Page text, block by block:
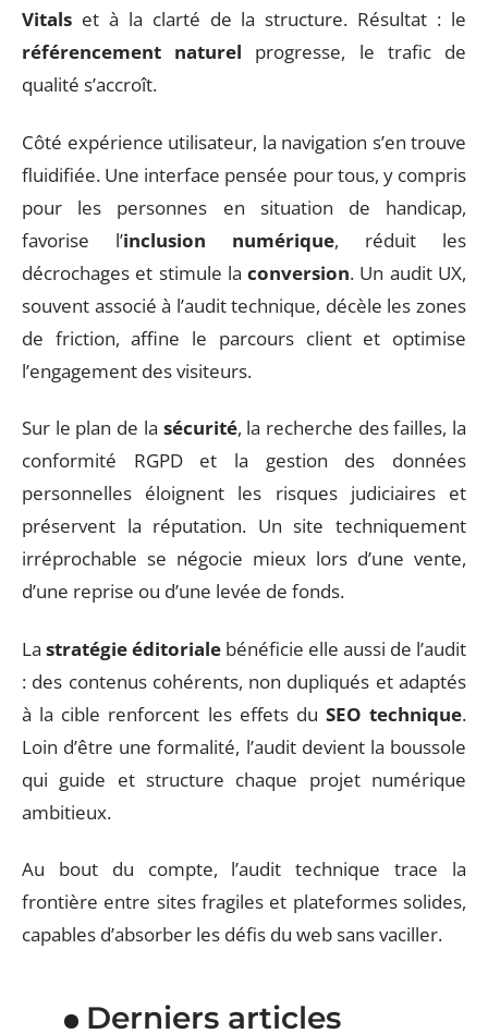
Vitals et à la clarté de la structure. Résultat : le
référencement naturel progresse, le trafic de
qualité s’accroît.
Côté expérience utilisateur, la navigation s’en trouve
fluidifiée. Une interface pensée pour tous, y compris
pour les personnes en situation de handicap,
favorise l’inclusion numérique, réduit les
décrochages et stimule laconversion. Un audit UX,
souvent associé à l’audit technique, décèle les zones
de friction, affine le parcours client et optimise
l’engagement des visiteurs.
Sur le plan de la sécurité, la recherche des failles, la
conformité RGPD et la gestion des données
personnelles éloignent les risques judiciaires et
préservent la réputation. Un site techniquement
irréprochable se négocie mieux lors d’une vente,
d’une reprise ou d’une levée de fonds.
La stratégie éditoriale bénéficie elle aussi de l’audit
: des contenus cohérents, non dupliqués et adaptés
à la cible renforcent les effets du SEO technique.
Loin d’être une formalité, l’audit devient la boussole
qui guide et structure chaque projet numérique
ambitieux.
Au bout du compte, l’audit technique trace la
frontière entre sites fragiles et plateformes solides,
capables d’absorber les défis du web sans vaciller.
Derniers articles